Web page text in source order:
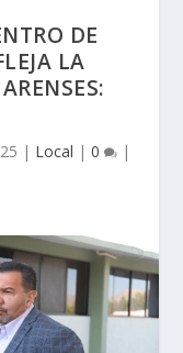
DE
LA
| Local | 0 |